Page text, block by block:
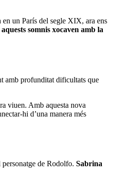
en un París del segle XIX, ara ens
somnis xocaven amb la
amb profunditat dificultats que
viuen. Amb aquesta nova
hi d’una manera més
personatge de Rodolfo. Sabrina